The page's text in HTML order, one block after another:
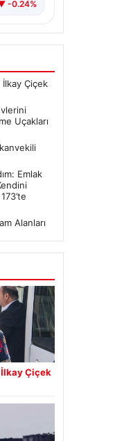
-0.24%
Çiçek
Uçakları
Emlak
Alanları
İlkay Çiçek